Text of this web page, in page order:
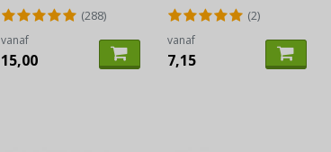
(288)
vanaf
15,00
(2)
vanaf
7,15